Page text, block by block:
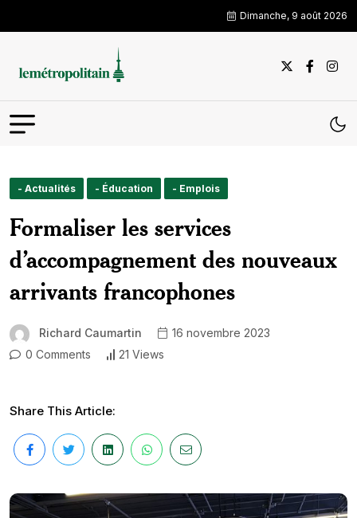
Dimanche, 9 août 2026
- Actualités - Éducation - Emplois
Formaliser les services
d’accompagnement des nouveaux
arrivants francophones
Richard Caumartin
16 novembre 2023
0 Comments
21 Views
Share This Article: